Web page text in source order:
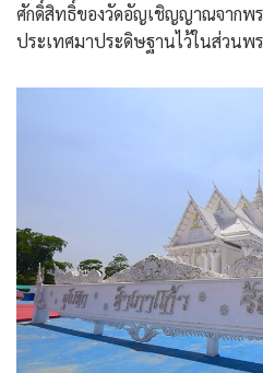
ศักดิ์สิทธิ์ของวัดอัญเชิญญาณจากพ
ประเทศมาประดิษฐานไว้ในส่วนพ